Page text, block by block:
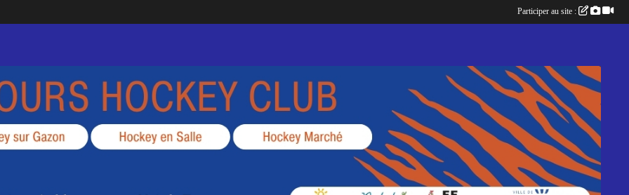
Participer au site :